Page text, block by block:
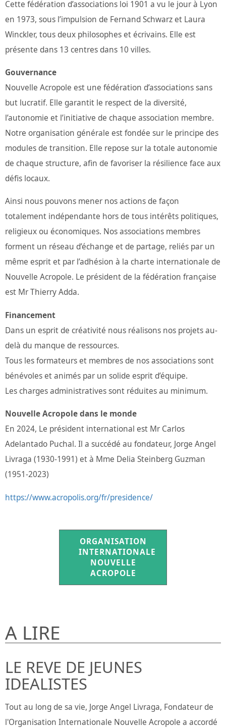
Cette fédération d’associations loi 1901 a vu le jour à Lyon
en 1973, sous l’impulsion de Fernand Schwarz et Laura
Winckler, tous deux philosophes et écrivains. Elle est
présente dans 13 centres dans 10 villes.
Gouvernance
Nouvelle Acropole est une fédération d’associations sans
but lucratif. Elle garantit le respect de la diversité,
l’autonomie et l’initiative de chaque association membre.
Notre organisation générale est fondée sur le principe des
modules de transition. Elle repose sur la totale autonomie
de chaque structure, afin de favoriser la résilience face aux
défis locaux.
Ainsi nous pouvons mener nos actions de façon
totalement indépendante hors de tous intérêts politiques,
religieux ou économiques. Nos associations membres
forment un réseau d’échange et de partage, reliés par un
même esprit et par l’adhésion à la charte internationale de
Nouvelle Acropole. Le président de la fédération française
est Mr Thierry Adda.
Financement
Dans un esprit de créativité nous réalisons nos projets au-
delà du manque de ressources.
Tous les formateurs et membres de nos associations sont
bénévoles et animés par un solide esprit d’équipe.
Les charges administratives sont réduites au minimum.
Nouvelle Acropole dans le monde
En 2024, Le président international est Mr Carlos
Adelantado Puchal. Il a succédé au fondateur, Jorge Angel
Livraga (1930-1991) et à Mme Delia Steinberg Guzman
(1951-2023)
https://www.acropolis.org/fr/presidence/
ORGANISATION
INTERNATIONALE
NOUVELLE
ACROPOLE
A LIRE
LE REVE DE JEUNES
IDEALISTES
Tout au long de sa vie, Jorge Angel Livraga, Fondateur de
l'Organisation Internationale Nouvelle Acropole a accordé